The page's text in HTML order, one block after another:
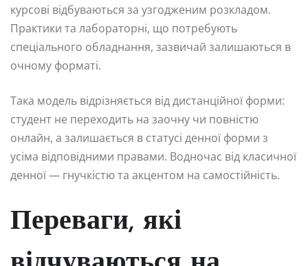
курсові відбуваються за узгодженим розкладом.
Практики та лабораторні, що потребують
спеціального обладнання, зазвичай залишаються в
очному форматі.
Така модель відрізняється від дистанційної форми:
студент не переходить на заочну чи повністю
онлайн, а залишається в статусі денної форми з
усіма відповідними правами. Водночас від класичної
денної — гнучкістю та акцентом на самостійність.
Переваги, які